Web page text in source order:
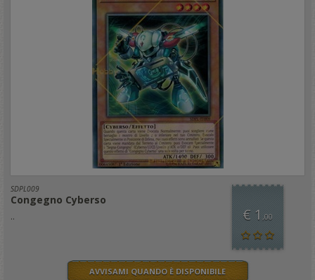
SDPL009
Congegno Cyberso
.. € 1 ,00
AVVISAMI QUANDO È DISPONIBILE